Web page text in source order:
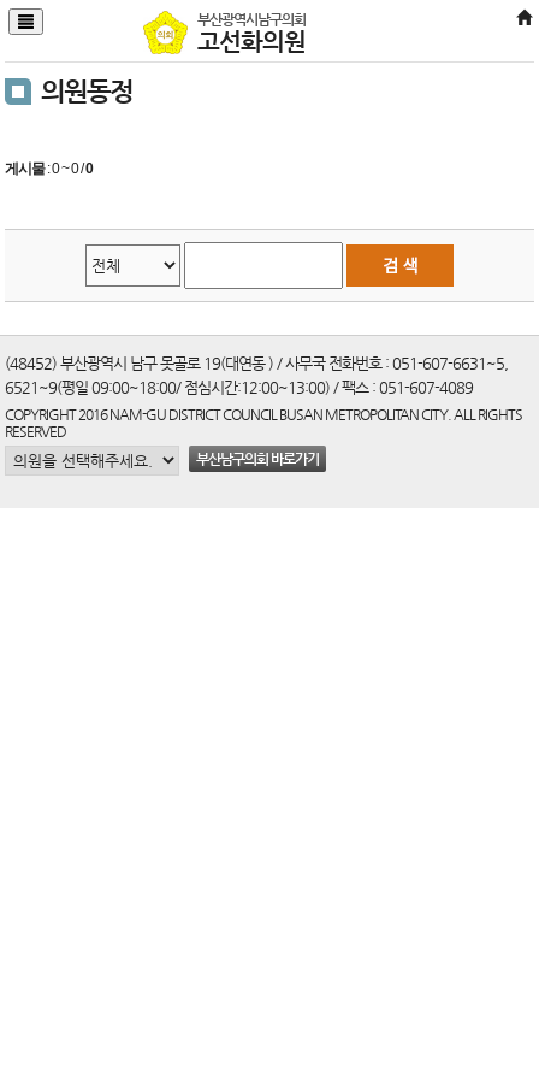
본문바로가기
부산광역시남구의회
고선화의원
의원동정
게시물:0 ~ 0/0
(48452) 부산광역시 남구 못골로 19(대연동 ) / 사무국 전화번호 : 051-607-6631~5,
6521~9(평일 09:00~18:00/ 점심시간:12:00~13:00) / 팩스 : 051-607-4089
COPYRIGHT 2016 NAM-GU DISTRICT COUNCIL BUSAN METROPOLITAN CITY. ALL RIGHTS
RESERVED
부산남구의회 바로가기